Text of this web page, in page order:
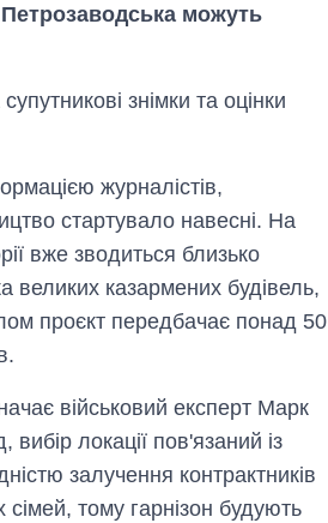
Петрозаводська можуть
знімки та оцінки
журналістів,
стартувало навесні. На
вже зводиться близько
великих казармених будівель,
проєкт передбачає понад 50
військовий експерт Марк
вибір локації пов'язаний із
залучення контрактників
сімей, тому гарнізон будують
Як змінився
оборони за 13
років війни з
росією